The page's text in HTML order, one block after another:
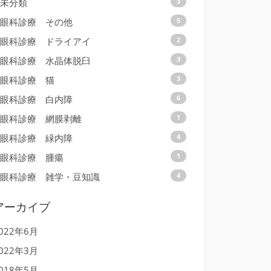
未分類
眼科診療 その他 5
眼科診療 ドライアイ 2
眼科診療 水晶体脱臼 3
眼科診療 猫 3
眼科診療 白内障 6
眼科診療 網膜剥離 1
眼科診療 緑内障 4
眼科診療 腫瘍 1
眼科診療 雑学・豆知識 4
ーカイブ
年6月
年3月